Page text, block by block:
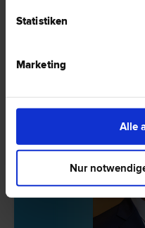
Statistiken
Marketing
Alle
Nur